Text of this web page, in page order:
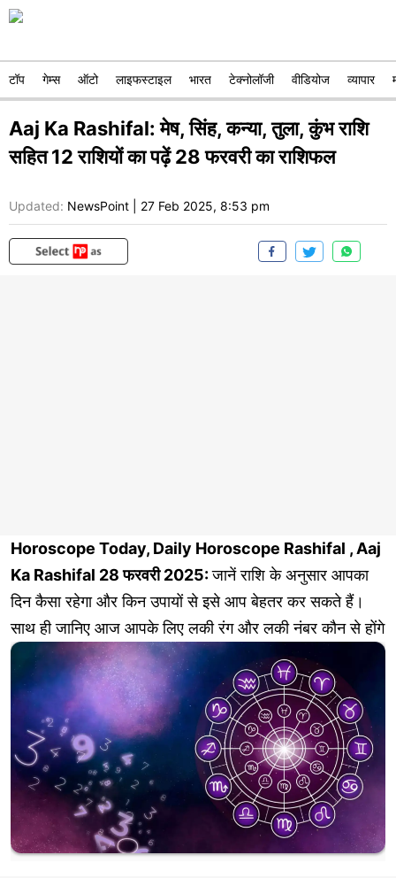
टॉप गेम्स ऑटो लाइफस्टाइल भारत टेक्नोलॉजी वीडियोज व्यापार
Aaj Ka Rashifal: मेष, सिंह, कन्या, तुला, कुंभ राशि
सहित 12 राशियों का पढ़ें 28 फरवरी का राशिफल
Updated: NewsPoint 27 Feb 2025, 8:53 pm
Horoscope Today, Daily Horoscope Rashifal , Aaj
Ka Rashifal 28 फरवरी 2025:जानें राशि के अनुसार आपका
दिन कैसा रहेगा और किन उपायों से इसे आप बेहतर कर सकते हैं।
साथ ही जानिए आज आपके लिए लकी रंग और लकी नंबर कौन से होंगे